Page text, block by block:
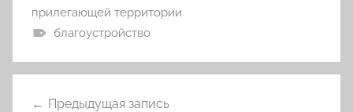
прилегающей территории
благоустройство
Предыдущая запись